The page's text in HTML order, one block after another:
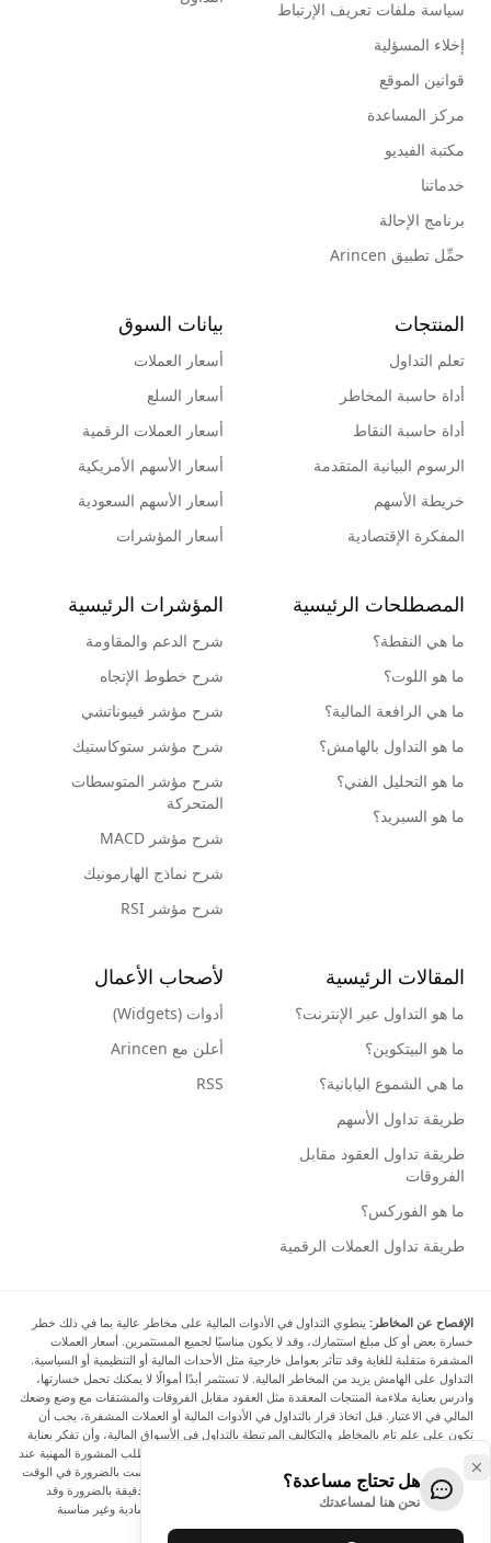
سياسة ملفات تعريف الإرتباط
إخلاء المسؤلية
قوانين الموقع
مركز المساعدة
مكتبة الفيديو
خدماتنا
برنامج الإحالة
حمِّل تطبيق Arincen
المنتجات
تعلم التداول
أداة حاسبة المخاطر
أداة حاسبة النقاط
الرسوم البيانية المتقدمة
خريطة الأسهم
المفكرة الإقتصادية
بيانات السوق
أسعار العملات
أسعار السلع
أسعار العملات الرقمية
أسعار الأسهم الأمريكية
أسعار الأسهم السعودية
أسعار المؤشرات
المصطلحات الرئيسية
ما هي النقطة؟
ما هو اللوت؟
ما هي الرافعة المالية؟
ما هو التداول بالهامش؟
ما هو التحليل الفني؟
ما هو السبريد؟
المؤشرات الرئيسية
شرح الدعم والمقاومة
شرح خطوط الإتجاه
شرح مؤشر فيبوناتشي
شرح مؤشر ستوكاستيك
شرح مؤشر المتوسطات
المتحركة
شرح مؤشر MACD
شرح نماذج الهارمونيك
شرح مؤشر RSI
المقالات الرئيسية
ما هو التداول عبر الإنترنت؟
ما هو البيتكوين؟
ما هي الشموع اليابانية؟
طريقة تداول الأسهم
طريقة تداول العقود مقابل
الفروقات
ما هو الفوركس؟
طريقة تداول العملات الرقمية
لأصحاب الأعمال
أدوات (Widgets)
أعلن مع Arincen
RSS
الإفصاح عن المخاطر: ينطوي التداول في الأدوات المالية على مخاطر عالية بما في ذلك خطر
خسارة بعض أو كل مبلغ استثمارك، وقد لا يكون مناسبًا لجميع المستثمرين. أسعار العملات
المشفرة متقلبة للغاية وقد تتأثر بعوامل خارجية مثل الأحداث المالية أو التنظيمية أو السياسية.
التداول على الهامش يزيد من المخاطر المالية. لا تستثمر أبدًا أموالًا لا يمكنك تحمل خسارتها،
وادرس بعناية ملاءمة المنتجات المعقدة مثل العقود مقابل الفروقات والمشتقات مع وضع وضعك
المالي في الاعتبار. قبل اتخاذ قرار بالتداول في الأدوات المالية أو العملات المشفرة، يجب أن
تكون على علم تام بالمخاطر والتكاليف المرتبطة بالتداول في الأسواق المالية، وأن تفكر بعناية
في أهدافك الاستثمارية ومستوى خبرتك ورغبتك في المخاطرة، وأن تطلب المشورة المهنية عند
الحاجة. تود Arincen أن تذكرك بأن البيانات الواردة في هذا الموقع ليست بالضرورة في الوقت
الفعلي وليست دقيقة. البيانات والأسعار الموجودة على الموقع ليست دقيقة بالضرورة وقد
تختلف عن السعر الفعلي في أي سوق معينة، مما يعني أن الأسعار إرشادية وغير مناسبة
لأغراض التداول.
هل تحتاج مساعدة؟
نحن هنا لمساعدتك